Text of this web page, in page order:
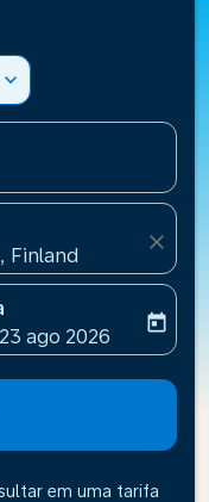
expand_more
Finland
close
labelreturn-date-
ago 2026
today
em uma tarifa